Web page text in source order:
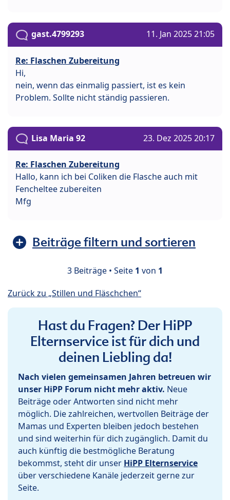
gast.4799293 11. Jan 2025 21:05
Re: Flaschen Zubereitung
Hi,
nein, wenn das einmalig passiert, ist es kein
Problem. Sollte nicht ständig passieren.
Lisa Maria 92 23. Dez 2025 20:17
Re: Flaschen Zubereitung
Hallo, kann ich bei Coliken die Flasche auch mit
Fencheltee zubereiten
Mfg
Beiträge filtern und sortieren
3 Beiträge • Seite 1 von 1
Zurück zu „Stillen und Fläschchen“
Hast du Fragen? Der HiPP
Elternservice ist für dich und
deinen Liebling da!
Nach vielen gemeinsamen Jahren betreuen wir
unser HiPP Forum nicht mehr aktiv. Neue
Beiträge oder Antworten sind nicht mehr
möglich. Die zahlreichen, wertvollen Beiträge der
Mamas und Experten bleiben jedoch bestehen
und sind weiterhin für dich zugänglich. Damit du
auch künftig die bestmögliche Beratung
bekommst, steht dir unser HiPP Elternservice
über verschiedene Kanäle jederzeit gerne zur
Seite.